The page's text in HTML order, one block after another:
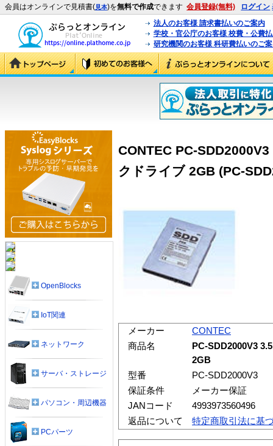
会員はオンラインで見積書(見本)を無料で作成できます 会員登録(無料) ログイン
法人のお客様 請求書払いのご案内
学校・官公庁のお客様 校費・公費
研究機関のお客様 科研費払いのご
CONTEC PC-
クドライブ 2GB (PC-
メーカー
CONTEC
商品名
PC-SDD2000V3
2GB
型番
PC-SDD2000V3
保証条件
メーカー保証
JANコード
4993973560496
返品について
特定商取引法に基
OpenBlocks
IoT関連
ネットワーク
サーバ・ストレージ
パソコン・周辺機器
PCパーツ